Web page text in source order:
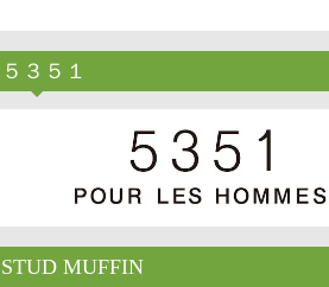
５３５１
STUD MUFFIN